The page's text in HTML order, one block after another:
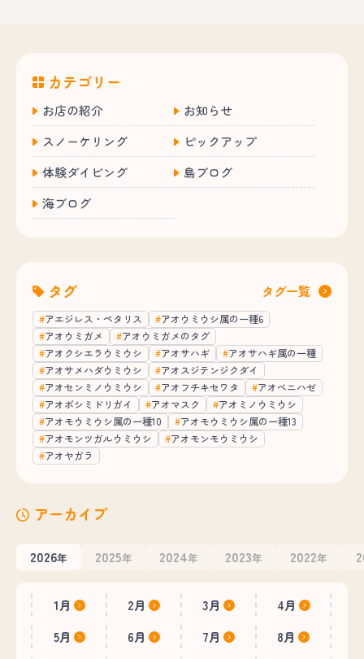
カテゴリー
お店の紹介
お知らせ
スノーケリング
ピックアップ
体験ダイビング
島ブログ
海ブログ
タグ タグ一覧
アエジレス・ペタリス
アオウミウシ属の一種6
アオウミガメ
アオウミガメのタグ
アオクシエラウミウシ
アオサハギ
アオサハギ属の一種
アオサメハダウミウシ
アオスジテンジクダイ
アオセンミノウミウシ
アオフチキセワタ
アオベニハゼ
アオボシミドリガイ
アオマスク
アオミノウミウシ
アオモウミウシ属の一種10
アオモウミウシ属の一種13
アオモンツガルウミウシ
アオモンモウミウシ
アオヤガラ
アーカイブ
2026年 2025年 2024年 2023年 2022年
1月 2月 3月
4月
5月
6月 7月
8月